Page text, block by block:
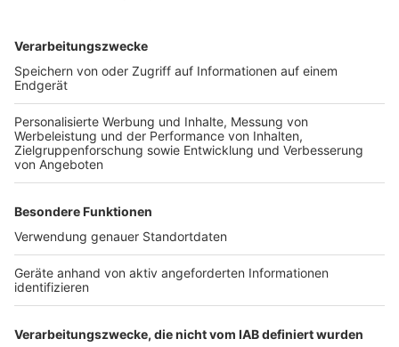
Nachkochen oder Nachkochen lassen. Nelson nimmt
uns mit in seine Küche und weiht uns in die
Geheimnisse eines bekannten Profikochs ein. Der
Kitchen Club by Nelson Müller ist etwas für alle
Gourmets und Gourmüsen. Für alle von euch, die
wissen, dass Kardamom ein Gewürz ist und kein
Ersatzteil fürs Auto. Das ist "Foodtainment" der
Extraklasse. Feinste Küche, die man überall genießen
oder wie Nelson es sagt: "Macht nix, wenn's
schmeckt!"
Nelson Müller live erleben? Hier gibt esInfos zu den